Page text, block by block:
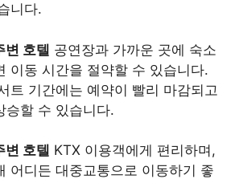
니다.
변 호텔 공연장과 가까운 곳에 숙소
이동 시간을 절약할 수 있습니다.
트 기간에는 예약이 빨리 마감되고
승할 수 있습니다.
변 호텔 KTX 이용객에게 편리하며,
어디든 대중교통으로 이동하기 좋